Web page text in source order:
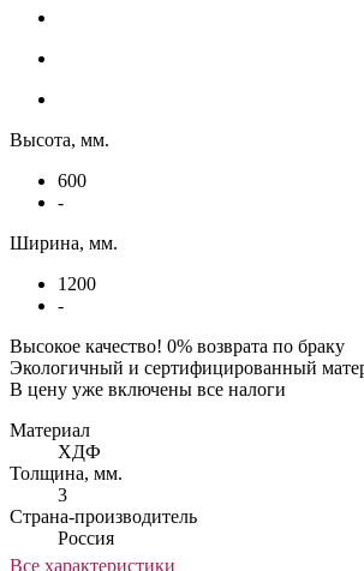
Высота, мм.
600
-
Ширина, мм.
1200
-
Высокое качество! 0% возврата по браку
Экологичный и сертифицированный
В цену уже включены все налоги
Материал
ХДФ
Толщина, мм.
3
Страна-производитель
Россия
Все характеристики